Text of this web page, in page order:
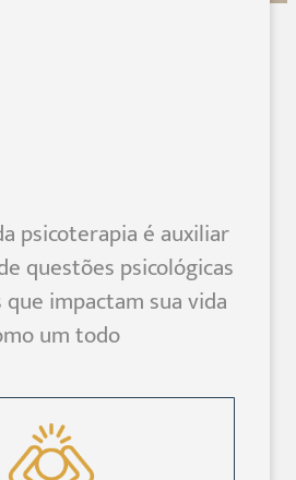
psicoterapia é auxiliar
questões psicológicas
impactam sua vida
um todo